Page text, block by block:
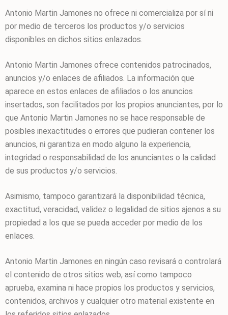
Antonio Martin Jamones no ofrece ni comercializa por sí ni
por medio de terceros los productos y/o servicios
disponibles en dichos sitios enlazados.
Antonio Martin Jamones ofrece contenidos patrocinados,
anuncios y/o enlaces de afiliados. La información que
aparece en estos enlaces de afiliados o los anuncios
insertados, son facilitados por los propios anunciantes, por lo
que Antonio Martin Jamones no se hace responsable de
posibles inexactitudes o errores que pudieran contener los
anuncios, ni garantiza en modo alguno la experiencia,
integridad o responsabilidad de los anunciantes o la calidad
de sus productos y/o servicios.
Asimismo, tampoco garantizará la disponibilidad técnica,
exactitud, veracidad, validez o legalidad de sitios ajenos a su
propiedad a los que se pueda acceder por medio de los
enlaces.
Antonio Martin Jamones en ningún caso revisará o controlará
el contenido de otros sitios web, así como tampoco
aprueba, examina ni hace propios los productos y servicios,
contenidos, archivos y cualquier otro material existente en